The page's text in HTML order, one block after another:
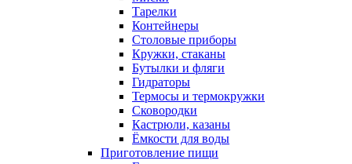
Тарелки
Контейнеры
Столовые приборы
Кружки, стаканы
Бутылки и фляги
Гидраторы
Термосы и термокружки
Сковородки
Кастрюли, казаны
Ёмкости для воды
Приготовление пищи